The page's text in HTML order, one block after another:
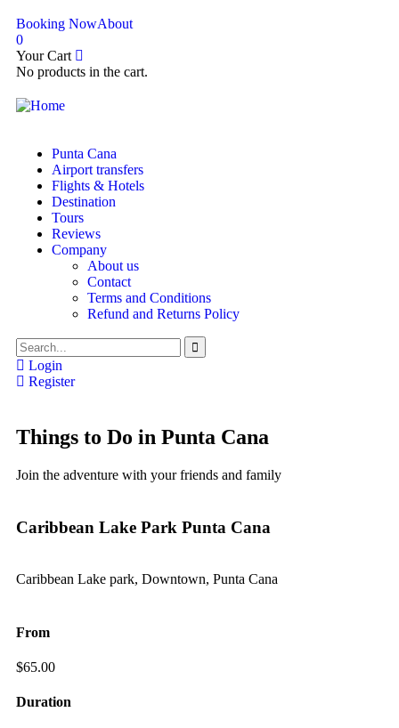
Booking NowAbout
0
Your Cart
No products in the cart.
Punta Cana
Airport transfers
Flights & Hotels
Destination
Tours
Reviews
Company
About us
Contact
Terms and Conditions
Refund and Returns Policy
Login
Register
Things to Do in Punta Cana
Join the adventure with your friends and family
Caribbean Lake Park Punta Cana
Caribbean Lake park, Downtown, Punta Cana
From
$65.00
Duration